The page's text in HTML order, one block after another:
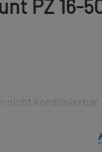
PZ 16-
nicht kombinierbar